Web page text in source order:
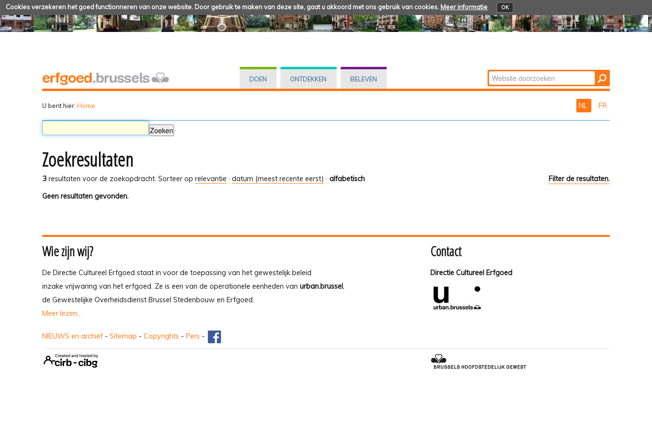
Cookies verzekeren het goed functionneren van onze website. Door gebruik te maken van deze site, gaat u akkoord met ons gebruik van cookies. Meer informatie OK
DOEN ONTDEKKEN BELEVEN Zoek
Geavanceerd
U bent hier: Home NL FR
Zoekresultaten
3 resultaten voor de zoekopdracht. Filter de resultaten.
Sorteer op relevantie · datum (meest recente eerst) · alfabetisch
Geen resultaten gevonden.
Wie zijn wij?
De Directie Cultureel Erfgoed staat in voor de toepassing van het gewestelijk beleid
inzake vrijwaring van het erfgoed. Ze is een van de operationele eenheden van urban.brussel,
de Gewestelijke Overheidsdienst Brussel Stedenbouw en Erfgoed.
Meer lezen...
Contact
Directie Cultureel Erfgoed
NIEUWS en archief - Sitemap - Copyrights - Pers -